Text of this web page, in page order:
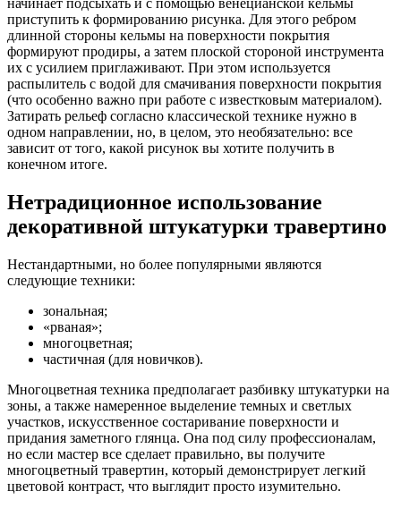
начинает подсыхать и с помощью венецианской кельмы
приступить к формированию рисунка. Для этого ребром
длинной стороны кельмы на поверхности покрытия
формируют продиры, а затем плоской стороной инструмента
их с усилием приглаживают. При этом используется
распылитель с водой для смачивания поверхности покрытия
(что особенно важно при работе с известковым материалом).
Затирать рельеф согласно классической технике нужно в
одном направлении, но, в целом, это необязательно: все
зависит от того, какой рисунок вы хотите получить в
конечном итоге.
Нетрадиционное использование
декоративной штукатурки травертино
Нестандартными, но более популярными являются
следующие техники:
зональная;
«рваная»;
многоцветная;
частичная (для новичков).
Многоцветная техника предполагает разбивку штукатурки на
зоны, а также намеренное выделение темных и светлых
участков, искусственное состаривание поверхности и
придания заметного глянца. Она под силу профессионалам,
но если мастер все сделает правильно, вы получите
многоцветный травертин, который демонстрирует легкий
цветовой контраст, что выглядит просто изумительно.